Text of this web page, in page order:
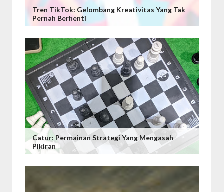
Tren TikTok: Gelombang Kreativitas Yang Tak
Pernah Berhenti
Catur: Permainan Strategi Yang Mengasah
Pikiran